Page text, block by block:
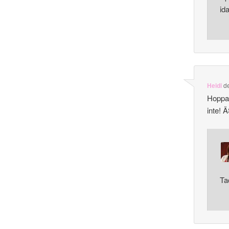
Heidi
inte!